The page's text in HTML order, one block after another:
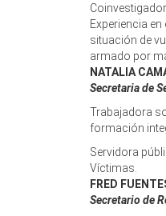
Experiencia
situación de
armado por
NATALIA
Secretaria de
Trabajadora
formación
Servidora
Víctimas.
FRED
Secretario de